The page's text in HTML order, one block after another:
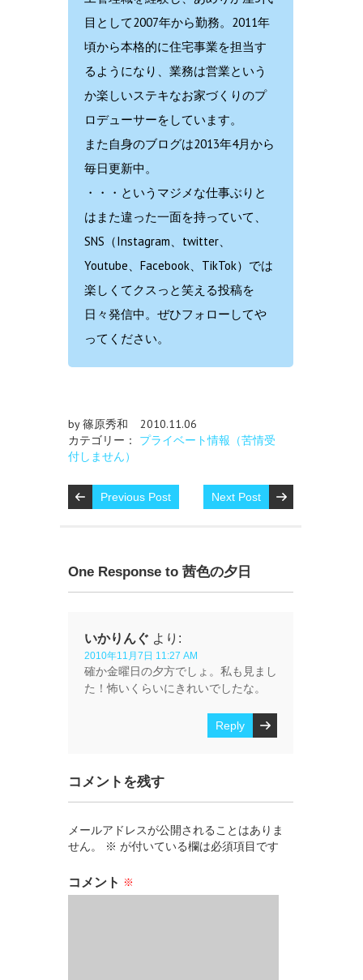
目として2007年から勤務。2011年
頃から本格的に住宅事業を担当す
るようになり、業務は営業という
か楽しいステキなお家づくりのプ
ロデューサーをしています。
また自身のブログは2013年4月から
毎日更新中。
・・・というマジメな仕事ぶりと
はまた違った一面を持っていて、
SNS（Instagram、twitter、
Youtube、Facebook、TikTok）では
楽しくてクスっと笑える投稿を
日々発信中。ぜひフォローしてや
ってください。
by 篠原秀和
2010.11.06
カテゴリー： プライベート情報（苦情受
付しません）
Previous Post Next Post
One Response to 茜色の夕日
いかりんぐ より:
2010年11月7日 11:27 AM
確か金曜日の夕方でしょ。私も見まし
た！怖いくらいにきれいでしたな。
Reply
コメントを残す
メールアドレスが公開されることはありま
せん。
※ が付いている欄は必須項目です
コメント ※